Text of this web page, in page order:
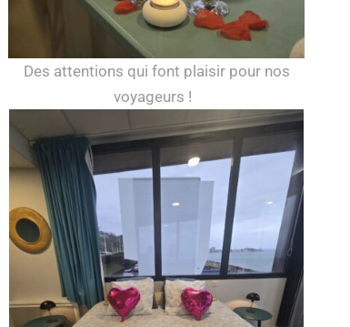
Des attentions qui font plaisir pour nos
voyageurs !